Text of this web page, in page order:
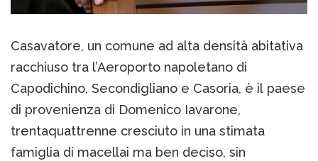
Casavatore, un comune ad alta densità abitativa
racchiuso tra l’Aeroporto napoletano di
Capodichino, Secondigliano e Casoria, è il paese
di provenienza di Domenico Iavarone,
trentaquattrenne cresciuto in una stimata
famiglia di macellai ma ben deciso, sin